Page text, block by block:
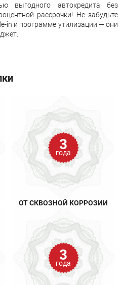
выгодного автокредита без
рассрочки! Не забудьте
in и программе утилизации — они
3
года
ОТ СКВОЗНОЙ КОРРОЗИИ
3
года